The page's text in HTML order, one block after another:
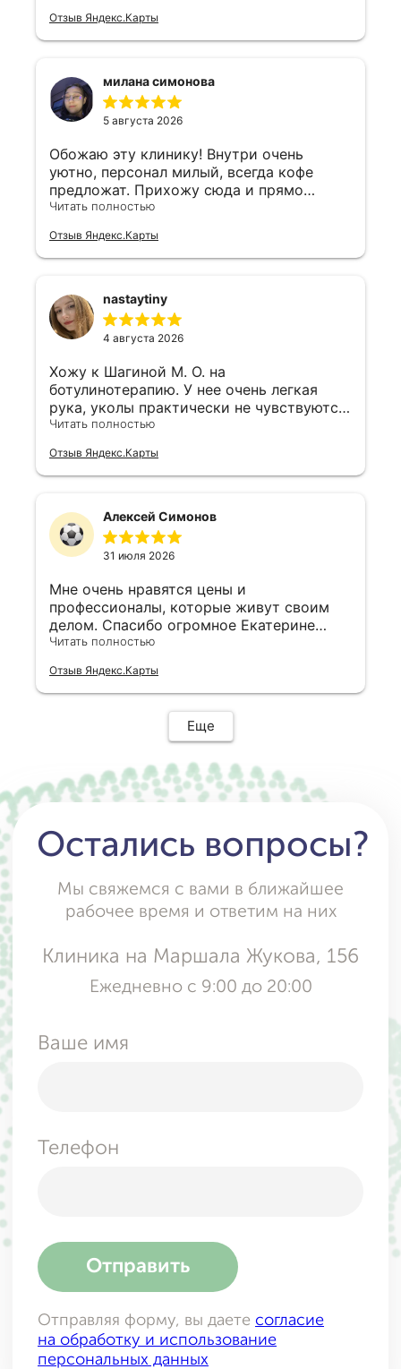
лишнего👍 обязательно обращусь ещё
Отзыв Яндекс.Карты
милана симонова
5 августа 2026
Обожаю эту клинику! Внутри очень
уютно, персонал милый, всегда кофе
предложат. Прихожу сюда и прямо
отдыхаю душой.
Читать полностью
Отзыв Яндекс.Карты
nastaytiny
4 августа 2026
Хожу к Шагиной М. О. на
ботулинотерапию. У нее очень легкая
рука, уколы практически не чувствуются,
и лоб после этого не "каменный", мимика
доктор не навязывает лишних процедур,
а рекомендует только то, что
Читать полностью
Отзыв Яндекс.Карты
Алексей Симонов
31 июля 2026
Мне очень нравятся цены и
профессионалы, которые живут своим
делом. Спасибо огромное Екатерине
Владимировне за супер работу
Читать полностью
Отзыв Яндекс.Карты
Еще
Остались вопросы?
Мы свяжемся с вами в ближайшее
Ваше имя
Телефон
Отправить
Отправляя форму, вы даете
персональных данных
Клиника на Маршала Жукова, 156
Ежедневно с 9:00 до 20:00